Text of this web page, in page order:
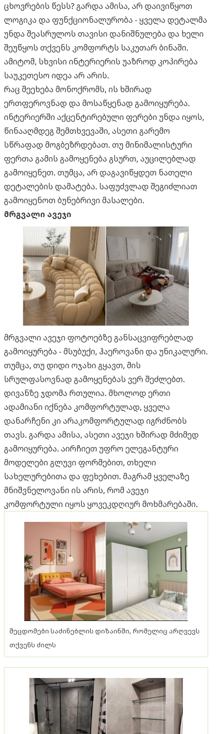
ცხოვრების წესს? გარდა ამისა, არ დაივიწყოთ
ლოგიკა და ფუნქციონალურობა - ყველა დეტალმა
უნდა შეასრულოს თავისი დანიშნულება და ხელი
შეუწყოს თქვენს კომფორტს საკუთარ ბინაში.
ამიტომ, სხვისი ინტერიერის უაზროდ კოპირება
საუკეთესო იდეა არ არის.
რაც შეეხება მონოქრომს, ის ხშირად
ერთფეროვნად და მოსაწყენად გამოიყურება.
ინტერიერში აქცენტირებული ფერები უნდა იყოს,
წინააღმდეგ შემთხვევაში, ასეთი გარემო
სწრაფად მოგბეზრდებათ. თუ მინიმალისტური
ფერთა გამის გამოყენება გსურთ, აუცილებლად
გამოიყენეთ. თუმცა, არ დაგავიწყდეთ ნათელი
დეტალების დამატება. საფუძვლად შეგიძლიათ
გამოიყენოთ ბუნებრივი მასალები.
მრგვალი ავეჯი
მრგვალი ავეჯი ფოტოებზე განსაცვიფრებლად
გამოიყურება - მსუბუქი, ჰაეროვანი და უნიკალური.
თუმცა, თუ დიდი ოჯახი გყავთ, მის
სრულფასოვნად გამოყენებას ვერ შეძლებთ.
დივანზე ჯდომა რთულია. მხოლოდ ერთი
ადამიანი იქნება კომფორტულად, ყველა
დანარჩენი კი არაკომფორტულად იგრძნობს
თავს. გარდა ამისა, ასეთი ავეჯი ხშირად მძიმედ
გამოიყურება. აირჩიეთ უფრო ელეგანტური
მოდელები გლუვი ფორმებით, თხელი
სახელურებითა და ფეხებით. მაგრამ ყველაზე
მნიშვნელოვანი ის არის, რომ ავეჯი
კომფორტული იყოს ყოვეკდღიურ მოხმარებაში.
შეცდომები საძინებლის დიზაინში, რომელიც არღვევს
თქვენს ძილს